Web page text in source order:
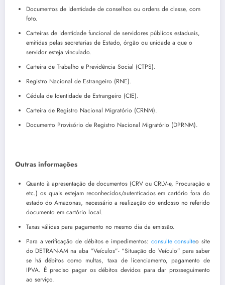
Documentos de identidade de conselhos ou ordens de classe, com
foto.
Carteiras de identidade funcional de servidores públicos estaduais,
emitidas pelas secretarias de Estado, órgão ou unidade a que o
servidor esteja vinculado.
Carteira de Trabalho e Previdência Social (CTPS).
Registro Nacional de Estrangeiro (RNE).
Cédula de Identidade de Estrangeiro (CIE).
Carteira de Registro Nacional Migratório (CRNM).
Documento Provisório de Registro Nacional Migratório (DPRNM).
Outras informações
Quanto à apresentação de documentos (CRV ou CRLV-e, Procuração e
etc.) os quais estejam reconhecidos/autenticados em cartório fora do
estado do Amazonas, necessário a realização do endosso no referido
documento em cartório local.
Taxas válidas para pagamento no mesmo dia da emissão.
Para a verificação de débitos e impedimentos: consulte consulteo site
do DETRAN-AM na aba “Veículos”- “Situação do Veículo” para saber
se há débitos como multas, taxa de licenciamento, pagamento de
IPVA. É preciso pagar os débitos devidos para dar prosseguimento
ao serviço.